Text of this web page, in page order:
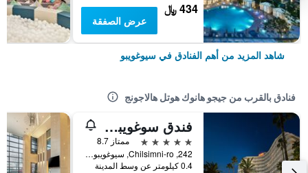
434 ﷼
عرض الصفقة
شاهد المزيد من أهم الفنادق في سيوغويبو
فنادق بالقرب من جيجو هانوك هوتل هالاجونج
فندق سوغويبو كيه إيه إل
5 نجوم
ممتاز 8.7
242, Chilsimni-ro, سيوغويبو, كوريا الجنوبية
0.4 كيلومتر عن وسط المدينة